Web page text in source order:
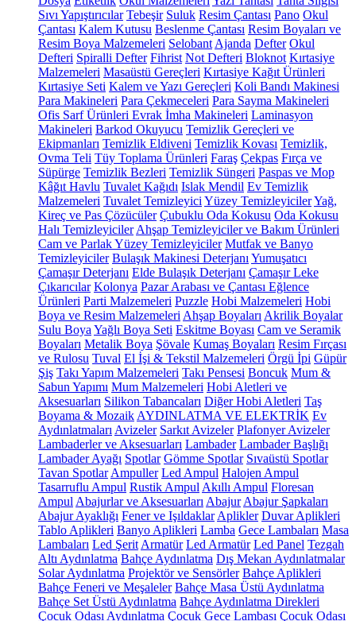
Sıvı Yapıştırıcılar Tebeşir Suluk Resim Çantası Pano Okul
Çantası Kalem Kutusu Beslenme Çantası Resim Boyaları ve
Resim Boya Malzemeleri Selobant Ajanda Defter Okul
Defteri Spiralli Defter Fihrist Not Defteri Bloknot Kırtasiye
Malzemeleri Masaüstü Gereçleri Kırtasiye Kağıt Ürünleri
Kırtasiye Seti Kalem ve Yazı Gereçleri Koli Bandı Makinesi
Para Makineleri Para Çekmeceleri Para Sayma Makineleri
Ofis Sarf Ürünleri Evrak İmha Makineleri Laminasyon
Makineleri Barkod Okuyucu Temizlik Gereçleri ve
Ekipmanları Temizlik Eldiveni Temizlik Kovası Temizlik,
Ovma Teli Tüy Toplama Ürünleri Faraş Çekpas Fırça ve
Süpürge Temizlik Bezleri Temizlik Süngeri Paspas ve Mop
Kâğıt Havlu Tuvalet Kağıdı Islak Mendil Ev Temizlik
Malzemeleri Tuvalet Temizleyici Yüzey TemizleyicilerYağ,
Kireç ve Pas Çözücüler Çubuklu Oda Kokusu Oda Kokusu
Halı Temizleyiciler Ahşap Temizleyiciler ve Bakım Ürünleri
Cam ve Parlak Yüzey Temizleyiciler Mutfak ve Banyo
Temizleyiciler Bulaşık Makinesi Deterjanı Yumuşatıcı
Çamaşır Deterjanı Elde Bulaşık Deterjanı Çamaşır Leke
Çıkarıcılar Kolonya Pazar Arabası ve Çantası Eğlence
Ürünleri Parti Malzemeleri Puzzle Hobi Malzemeleri Hobi
Boya ve Resim Malzemeleri Ahşap Boyaları Akrilik Boyalar
Sulu Boya Yağlı Boya Seti Eskitme Boyası Cam ve Seramik
Boyaları Metalik Boya Şövale Kumaş Boyaları Resim Fırçası
ve Rulosu Tuval El İşi & Tekstil Malzemeleri Örgü İpi Güpür
Şiş Takı Yapım Malzemeleri Takı Pensesi Boncuk Mum &
Sabun Yapımı Mum Malzemeleri Hobi Aletleri ve
Aksesuarları Silikon Tabancaları Diğer Hobi Aletleri Taş
Boyama & Mozaik AYDINLATMA VE ELEKTRİK Ev
Aydınlatmaları Avizeler Sarkıt Avizeler Plafonyer Avizeler
Lambaderler ve Aksesuarları Lambader Lambader Başlığı
Lambader Ayağı Spotlar Gömme Spotlar Sıvaüstü Spotlar
Tavan Spotlar Ampuller Led Ampul Halojen Ampul
Tasarruflu Ampul Rustik Ampul Akıllı Ampul Floresan
Ampul Abajurlar ve Aksesuarları Abajur Abajur Şapkaları
Abajur Ayaklığı Fener ve Işıldaklar Aplikler Duvar Aplikleri
Tablo Aplikleri Banyo Aplikleri Lamba Gece Lambaları Masa
Lambaları Led Şerit Armatür Led Armatür Led Panel Tezgah
Altı Aydınlatma Bahçe Aydınlatma Dış Mekan Aydınlatmalar
Solar Aydınlatma Projektör ve Sensörler Bahçe Aplikleri
Bahçe Feneri ve Meşaleler Bahçe Masa Üstü Aydınlatma
Bahçe Set Üstü Aydınlatma Bahçe Aydınlatma Direkleri
Çocuk Odası Aydınlatma Çocuk Gece Lambası Çocuk Odası